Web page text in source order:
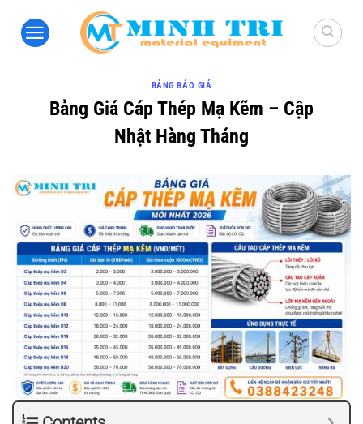
BẢNG BÁO GIÁ
Bảng Giá Cáp Thép Mạ Kẽm – Cập
Nhật Hàng Tháng